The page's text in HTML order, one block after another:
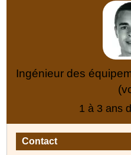
Ingénieur des
1 à 3 ans
Contact